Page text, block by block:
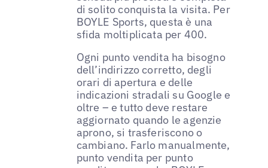
di solito conquista la visita. Per
BOYLE Sports, questa è una
sfida moltiplicata per 400.
Ogni punto vendita ha bisogno
dell’indirizzo corretto, degli
orari di apertura e delle
indicazioni stradali su Google e
oltre – e tutto deve restare
aggiornato quando le agenzie
aprono, si trasferiscono o
cambiano. Farlo manualmente,
punto vendita per punto